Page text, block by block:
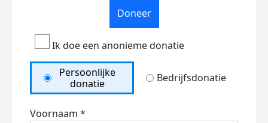
Doneer
Ik doe een anonieme donatie
Persoonlijke
donatie
Bedrijfsdonatie
Voornaam *